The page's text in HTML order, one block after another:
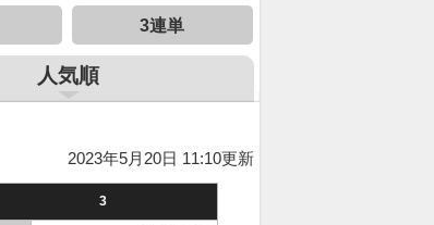
3連単
人気順
2023年5月20日 11:10更新
3